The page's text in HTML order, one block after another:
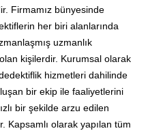
Firmamız bünyesinde
her biri alanlarında
uzmanlık
kişilerdir. Kurumsal olarak
hizmetleri dahilinde
bir ekip ile faaliyetlerini
bir şekilde arzu edilen
Kapsamlı olarak yapılan tüm